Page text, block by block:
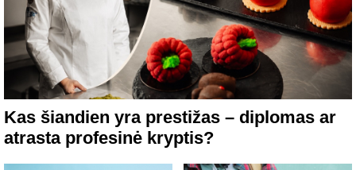
Kas šiandien yra prestižas – diplomas ar
atrasta profesinė kryptis?